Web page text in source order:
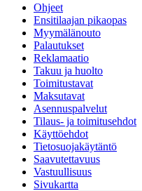
Ohjeet
Ensitilaajan pikaopas
Myymälänouto
Palautukset
Reklamaatio
Takuu ja huolto
Toimitustavat
Maksutavat
Asennuspalvelut
Tilaus- ja toimitusehdot
Käyttöehdot
Tietosuojakäytäntö
Saavutettavuus
Vastuullisuus
Sivukartta